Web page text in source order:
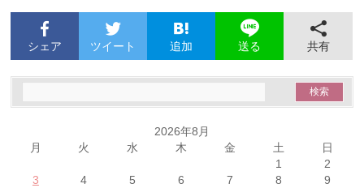
シェア ツイート 追加 送る 共有
2026年8月
月
火 水 木 金 土 日
1
2
3
4 5 6 7 8
9